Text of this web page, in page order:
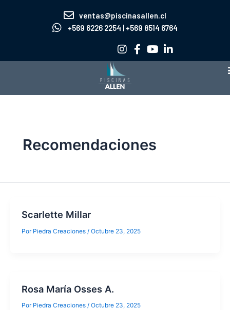
ventas@piscinasallen.cl
+569 6226 2254 | +569 8514 6764
Recomendaciones
Scarlette Millar
Por Piedra Creaciones / Octubre 23, 2025
Rosa María Osses A.
Por Piedra Creaciones / Octubre 23, 2025